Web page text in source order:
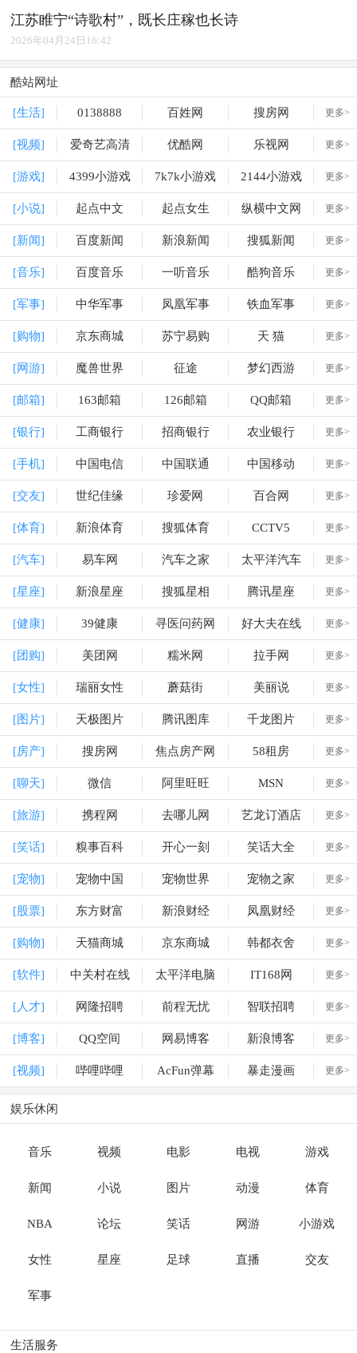
江苏睢宁“诗歌村”，既长庄稼也长诗
2026年04月24日16:42
酷站网址
[生活] 0138888 百姓网 搜房网 更多>
[视频] 爱奇艺高清 优酷网 乐视网 更多>
[游戏] 4399小游戏 7k7k小游戏 2144小游戏 更多>
[小说] 起点中文 起点女生 纵横中文网 更多>
[新闻] 百度新闻 新浪新闻 搜狐新闻 更多>
[音乐] 百度音乐 一听音乐 酷狗音乐 更多>
[军事] 中华军事 凤凰军事 铁血军事 更多>
[购物] 京东商城 苏宁易购 天 猫 更多>
[网游] 魔兽世界 征途 梦幻西游 更多>
[邮箱] 163邮箱 126邮箱 QQ邮箱 更多>
[银行] 工商银行 招商银行 农业银行 更多>
[手机] 中国电信 中国联通 中国移动 更多>
[交友] 世纪佳缘 珍爱网 百合网 更多>
[体育] 新浪体育 搜狐体育 CCTV5 更多>
[汽车] 易车网 汽车之家 太平洋汽车 更多>
[星座] 新浪星座 搜狐星相 腾讯星座 更多>
[健康] 39健康 寻医问药网 好大夫在线 更多>
[团购] 美团网 糯米网 拉手网 更多>
[女性] 瑞丽女性 蘑菇街 美丽说 更多>
[图片] 天极图片 腾讯图库 千龙图片 更多>
[房产] 搜房网 焦点房产网 58租房 更多>
[聊天] 微信 阿里旺旺 MSN 更多>
[旅游] 携程网 去哪儿网 艺龙订酒店 更多>
[笑话] 糗事百科 开心一刻 笑话大全 更多>
[宠物] 宠物中国 宠物世界 宠物之家 更多>
[股票] 东方财富 新浪财经 凤凰财经 更多>
[购物] 天猫商城 京东商城 韩都衣舍 更多>
[软件] 中关村在线 太平洋电脑 IT168网 更多>
[人才] 网隆招聘 前程无忧 智联招聘 更多>
[博客] QQ空间 网易博客 新浪博客 更多>
[视频] 哔哩哔哩 AcFun弹幕 暴走漫画 更多>
娱乐休闲
音乐 视频 电影 电视 游戏
新闻 小说 图片 动漫 体育
NBA 论坛 笑话 网游 小游戏
女性 星座 足球 直播 交友
军事
生活服务